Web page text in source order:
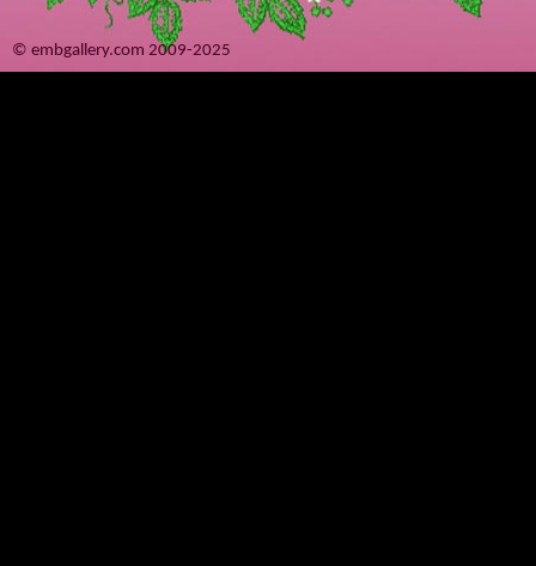
© embgallery.com 2009-2025